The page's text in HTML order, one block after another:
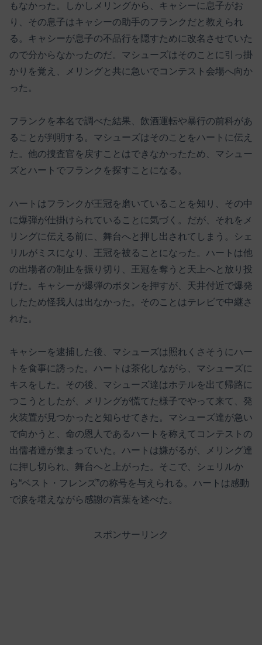
もなかった。しかしメリングから、キャシーに息子がお
り、その息子はキャシーの助手のフランクだと教えられ
る。キャシーが息子の不品行を隠すために改名させていた
ので分からなかったのだ。マシューズはそのことに引っ掛
かりを覚え、メリングと共に急いでコンテスト会場へ向か
った。
フランクを本名で調べた結果、飲酒運転や暴行の前科があ
ることが判明する。マシューズはそのことをハートに伝え
た。他の捜査官を戻すことはできなかったため、マシュー
ズとハートでフランクを探すことになる。
ハートはフランクが王冠を磨いていることを知り、その中
に爆弾が仕掛けられていることに気づく。だが、それをメ
リングに伝える前に、舞台へと押し出されてしまう。シェ
リルがミスになり、王冠を被ることになった。ハートは他
の出場者の制止を振り切り、王冠を奪うと天上へと放り投
げた。キャシーが爆弾のボタンを押すが、天井付近で爆発
したため怪我人は出なかった。そのことはテレビで中継さ
れた。
キャシーを逮捕した後、マシューズは照れくさそうにハー
トを食事に誘った。ハートは茶化しながら、マシューズに
キスをした。その後、マシューズ達はホテルを出て帰路に
つこうとしたが、メリングが慌てた様子でやって来て、発
火装置が見つかったと知らせてきた。マシューズ達が急い
で向かうと、命の恩人であるハートを称えてコンテストの
出儒者達が集まっていた。ハートは嫌がるが、メリング達
に押し切られ、舞台へと上がった。そこで、シェリルか
ら“ベスト・フレンズ”の称号を与えられる。ハートは感動
で涙を堪えながら感謝の言葉を述べた。
スポンサーリンク